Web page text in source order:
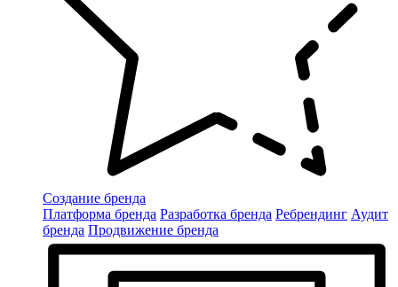
Создание бренда
Платформа бренда Разработка бренда Ребрендинг Аудит
бренда Продвижение бренда